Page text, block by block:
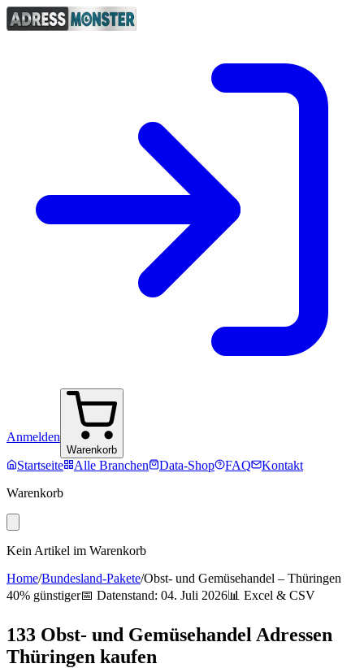
Anmelden
Warenkorb
Startseite Alle Branchen Data-Shop FAQ
Kontakt
Warenkorb
Kein Artikel im Warenkorb
Home/Bundesland-Pakete/Obst- und Gemüsehandel – Thüringen
40% günstiger📅 Datenstand: 04. Juli 2026📊 Excel & CSV
133 Obst- und Gemüsehandel Adressen
Thüringen kaufen